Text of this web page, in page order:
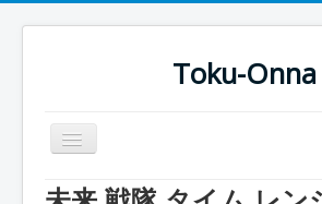
Toku-Onna
Basculer
la
Accueil